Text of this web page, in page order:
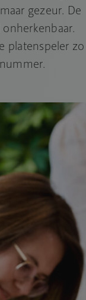
gezeur. De
platenspeler zo